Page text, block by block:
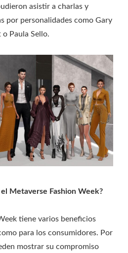
asistir a charlas y
por personalidades como Gary
Paula Sello.
Metaverse Fashion Week?
tiene varios beneficios
para los consumidores. Por
mostrar su compromiso